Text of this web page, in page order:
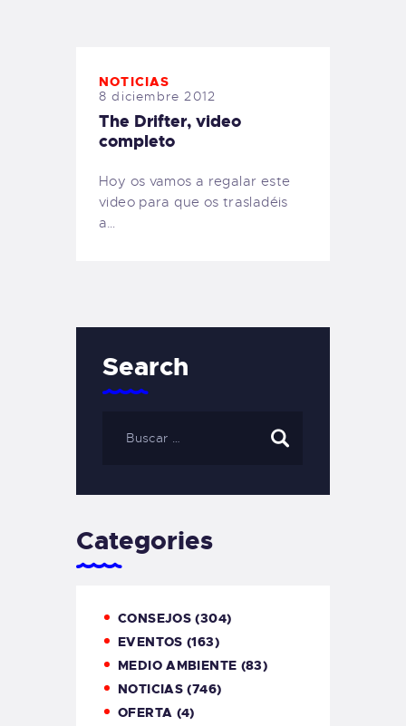
NOTICIAS
8 diciembre 2012
The Drifter, video
completo
Hoy os vamos a regalar este
video para que os trasladéis
a…
Search
Categories
CONSEJOS (304)
EVENTOS (163)
MEDIO AMBIENTE (83)
NOTICIAS (746)
OFERTA (4)